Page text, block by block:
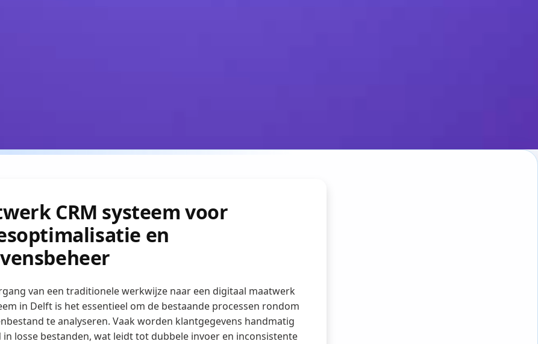
CRM systeem voor
en
van een traditionele werkwijze naar een digitaal maatwerk
in Delft is het essentieel om de bestaande processen rondom
te analyseren. Vaak worden klantgegevens handmatig
in losse bestanden, wat leidt tot dubbele invoer en inconsistente